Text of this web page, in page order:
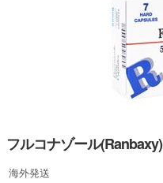
フルコナゾール(Ranbaxy)
海外発送